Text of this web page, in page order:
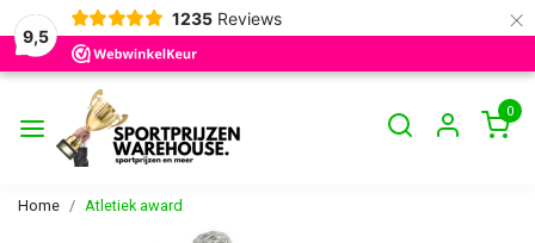
9,5
1235 Reviews ×
0
Home Atletiek award